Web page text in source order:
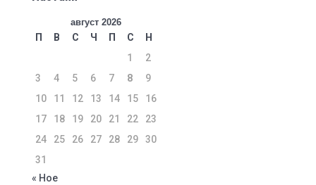
август 2026
П В С Ч П С
Н
1
2
3
4 5 6 7 8
9
10
11 12 13 14 15
16
17
18 19 20 21 22
23
24
25 26 27 28 29
30
31
« Ное